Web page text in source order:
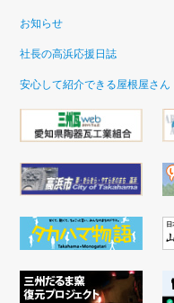
お知らせ
社長の高浜応援日誌
安心して紹介できる屋根屋さん